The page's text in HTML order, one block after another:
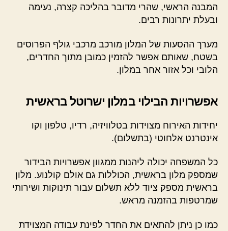
המבנה הראשי, שהרי מדובר בהליכה קצרה, נעימה
ובעלת יתרונות רבים.
מערך ההסעות של המלון מורכב מרכבי גולף הפרוסים
בשטח, שאותם אפשר להזמין כמובן מתוך החדרים,
הלובי וכל אזור אחר במלון.
אפשרויות הבילוי במלון ישרוטל בראשית
יחידות האירוח מצוידות בטלוויזיה, רדיו, טלפון וקו
אינטרנט אלחוטי (בתשלום).
כל המשפחה יכולה ליהנות ממגוון אפשרויות הבידור
שמספק מלון בראשית, הכוללות גם אולם קולנוע. מלון
בראשית מספק ציוד ללא תשלום עבור תינוקות ושירותי
שמרטפות בהזמנה מראש.
כמו כן ניתן להתאים את החדר לפינת עבודה המצוידת